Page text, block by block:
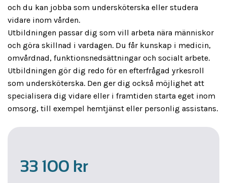
och du kan jobba som undersköterska eller studera
vidare inom vården.
Utbildningen passar dig som vill arbeta nära människor
och göra skillnad i vardagen. Du får kunskap i medicin,
omvårdnad, funktionsnedsättningar och socialt arbete.
Utbildningen gör dig redo för en efterfrågad yrkesroll
som undersköterska. Den ger dig också möjlighet att
specialisera dig vidare eller i framtiden starta eget inom
omsorg, till exempel hemtjänst eller personlig assistans.
33 100 kr